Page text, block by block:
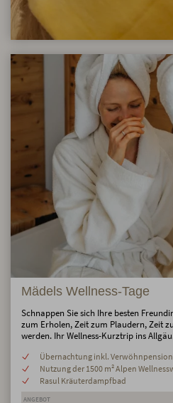
Mädels Wellness-Tage
Schnappen Sie sich Ihre besten
zum Erholen, Zeit zum Plaudern, Zeit
werden. Ihr Wellness-Kurztrip ins
Übernachtung inkl.
Nutzung der 1500 m² Alpen
Rasul Kräuterdampfbad
ANGEBOT